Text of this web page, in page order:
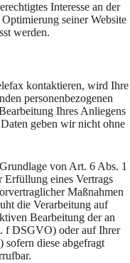
Interesse an der
seiner Website
werden.
kontaktieren, wird Ihre
personenbezogenen
Ihres Anliegens
geben wir nicht ohne
von Art. 6 Abs. 1
eines Vertrags
Maßnahmen
die Verarbeitung auf
Bearbeitung der an
f DSGVO) oder auf Ihrer
diese abgefragt